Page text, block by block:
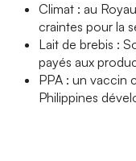
Climat : au
craintes pour la
Lait de brebis :
payés aux
PPA : un vaccin
Philippines